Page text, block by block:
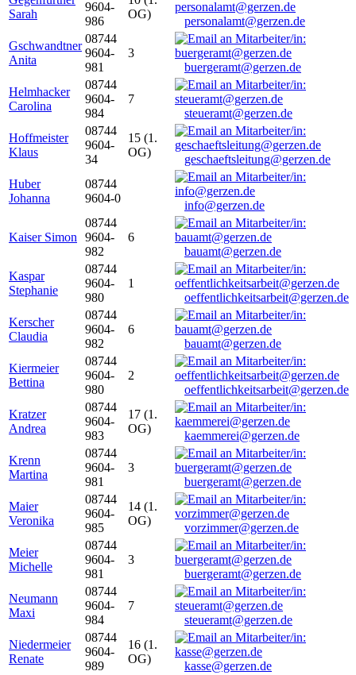
Sarah
9604-
986
OG)
personalamt@gerzen.de
Gschwandtner
Anita
08744
9604-
981
3
buergeramt@gerzen.de
Helmhacker
Carolina
08744
9604-
984
7
steueramt@gerzen.de
Hoffmeister
Klaus
08744
9604-
34
15 (1.
OG)
geschaeftsleitung@gerzen.de
Huber
Johanna
08744
9604-0
info@gerzen.de
Kaiser Simon
08744
9604-
982
6
bauamt@gerzen.de
Kaspar
Stephanie
08744
9604-
980
1
oeffentlichkeitsarbeit@gerzen.de
Kerscher
Claudia
08744
9604-
982
6
bauamt@gerzen.de
Kiermeier
Bettina
08744
9604-
980
2
oeffentlichkeitsarbeit@gerzen.de
Kratzer
Andrea
08744
9604-
983
17 (1.
OG)
kaemmerei@gerzen.de
Krenn
Martina
08744
9604-
981
3
buergeramt@gerzen.de
Maier
Veronika
08744
9604-
985
14 (1.
OG)
vorzimmer@gerzen.de
Meier
Michelle
08744
9604-
981
3
buergeramt@gerzen.de
Neumann
Maxi
08744
9604-
984
7
steueramt@gerzen.de
Niedermeier
Renate
08744
9604-
989
16 (1.
OG)
kasse@gerzen.de